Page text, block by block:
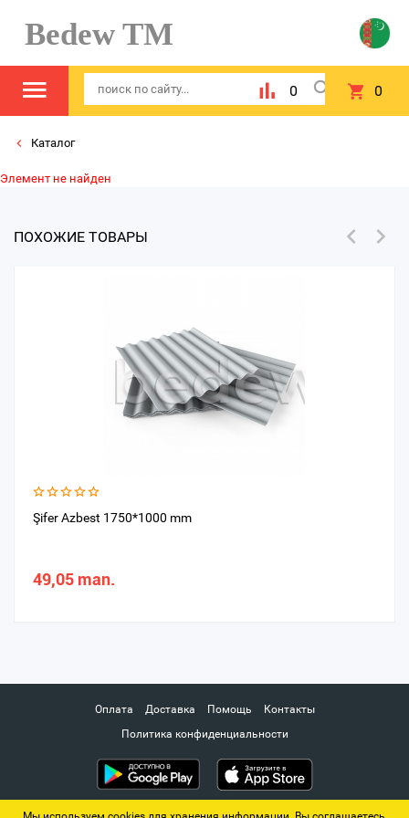
Bedew TM
0 0
Каталог
Элемент не найден
ПОХОЖИЕ ТОВАРЫ
Şifer Azbest 1750*1000 mm
49,05 man.
Оплата Доставка Помощь
Контакты
Политика конфиденциальности